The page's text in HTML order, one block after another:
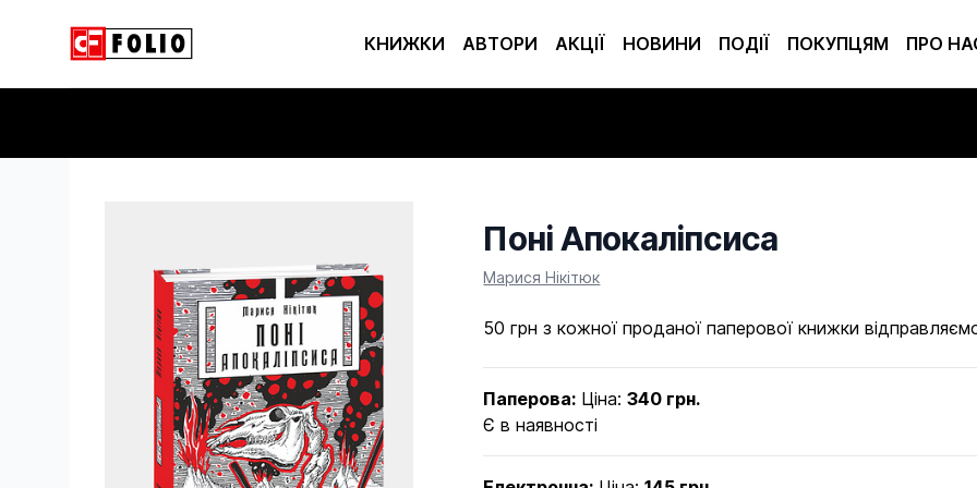
КНИЖКИ АВТОРИ АКЦІЇ НОВИНИ ПОДІЇ ПОКУПЦЯМ ПРО
Поні Апокаліпсиса
Product information
Марися Нікітюк
50 грн з кожної проданої паперової книжки
Паперова: Ціна:340 грн.
Є в наявності